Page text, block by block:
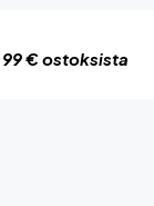
€ ostoksista